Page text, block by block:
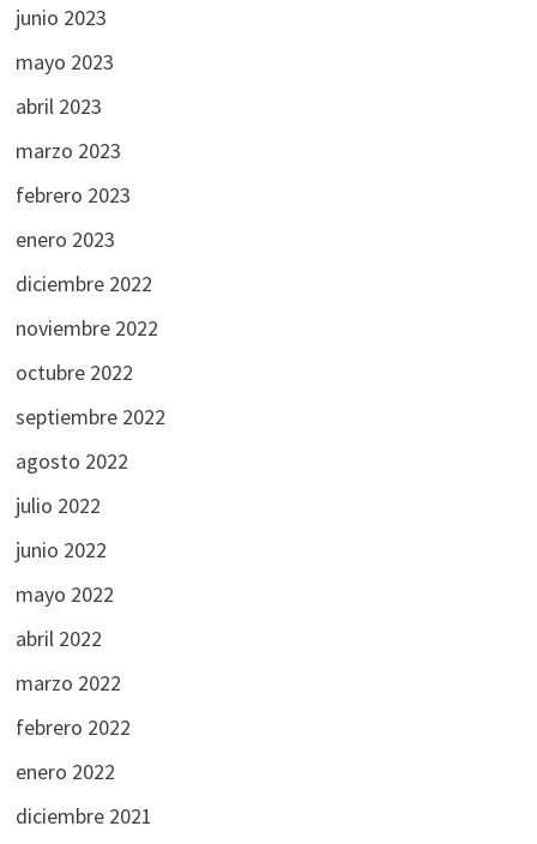
junio 2023
mayo 2023
abril 2023
marzo 2023
febrero 2023
enero 2023
diciembre 2022
noviembre 2022
octubre 2022
septiembre 2022
agosto 2022
julio 2022
junio 2022
mayo 2022
abril 2022
marzo 2022
febrero 2022
enero 2022
diciembre 2021